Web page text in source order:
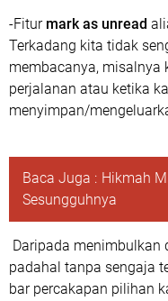
-Fitur mark as unread
Terkadang kita tidak
membacanya, misalnya
perjalanan atau ketika
menyimpan/
Baca Juga : Hikmah
Sesungguhnya
Daripada menimbulkan
padahal tanpa sengaja
bar percakapan pilihan